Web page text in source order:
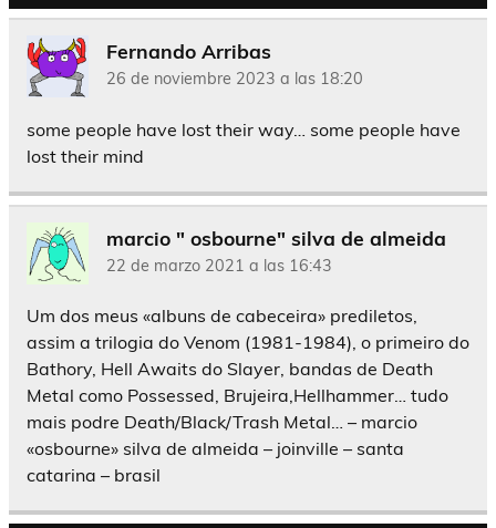
Fernando Arribas
26 de noviembre 2023 a las 18:20
some people have lost their way… some people have
lost their mind
marcio " osbourne" silva de almeida
22 de marzo 2021 a las 16:43
Um dos meus «albuns de cabeceira» prediletos,
assim a trilogia do Venom (1981-1984), o primeiro do
Bathory, Hell Awaits do Slayer, bandas de Death
Metal como Possessed, Brujeira,Hellhammer… tudo
mais podre Death/Black/Trash Metal… – marcio
«osbourne» silva de almeida – joinville – santa
catarina – brasil